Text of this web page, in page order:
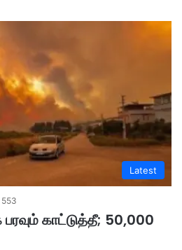
Latest
553
பரவும் காட்டுத்தீ; 50,000